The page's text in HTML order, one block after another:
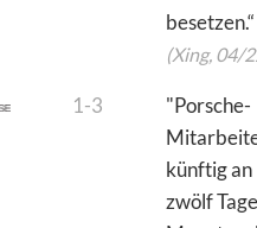
besetzen.“
(Xing, 04/
1-3
"Porsche-
künftig an
zwölf